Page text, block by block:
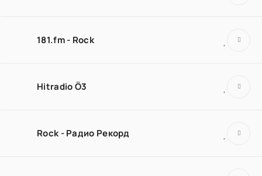
181.fm - Rock
Hitradio Ö3
Rock - Радио Рекорд